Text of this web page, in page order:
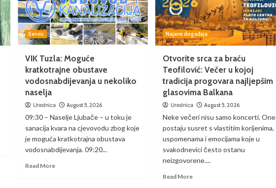
Servis
VIK Tuzla: Moguće
kratkotrajne obustave
vodosnabdijevanja u nekoliko
naselja
Urednica August 5, 2026
09:30 – Naselje Ljubače – u toku je
sanacija kvara na cjevovodu zbog koje
je moguća kratkotrajna obustava
vodosnabdijevanja. 09:20...
Read More
Najave događaja
Otvorite srca za braću
Teofilović: Večer u kojoj
tradicija progovara najljepšim
glasovima Balkana
Urednica August 5, 2026
Neke večeri nisu samo koncerti. One
postaju susret s vlastitim korijenima,
uspomenama i emocijama koje u
svakodnevici često ostanu
neizgovorene....
Read More